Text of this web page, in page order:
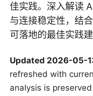
佳实践。深入解读
与连接稳定性，结
可落地的最佳实践建
Updated 2026-05-
refreshed with
analysis is